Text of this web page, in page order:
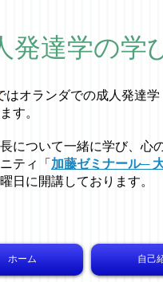
発達学の学
はオラ ンダでの成人発達学
す。
について一緒に学び、心
ティ「 加藤ゼミナール─
日に開講しております。
ホーム 自己